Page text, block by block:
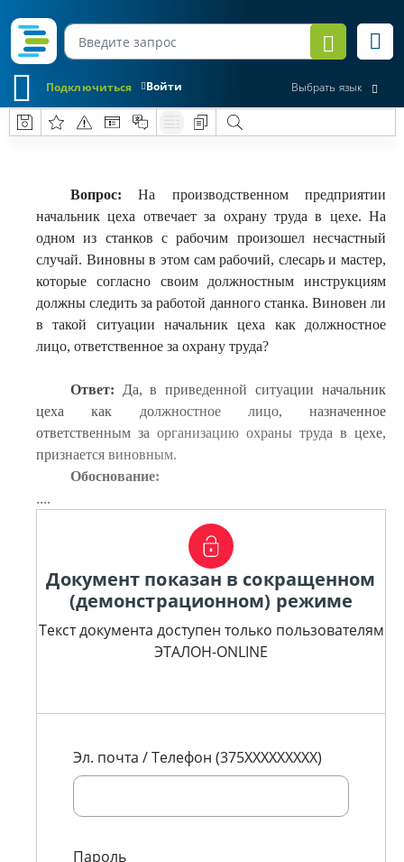
Войти
Подключиться Выбрать язык
Вопрос: На производственном предприятии
начальник цеха отвечает за охрану труда в цехе. На
одном из станков с рабочим произошел несчастный
случай. Виновны в этом сам рабочий, слесарь и мастер,
которые согласно своим должностным инструкциям
должны следить за работой данного станка. Виновен ли
в такой ситуации начальник цеха как должностное
лицо, ответственное за охрану труда?
Ответ: Да, в приведенной ситуации начальник
цеха как должностное лицо, назначенное
ответственным за организацию охраны труда в цехе,
признается виновным.
Обоснование:
....
Документ показан в сокращенном
(демонстрационном) режиме
Текст документа доступен только пользователям
ЭТАЛОН-ONLINE
Эл. почта / Телефон (375XXXXXXXXX)
Пароль